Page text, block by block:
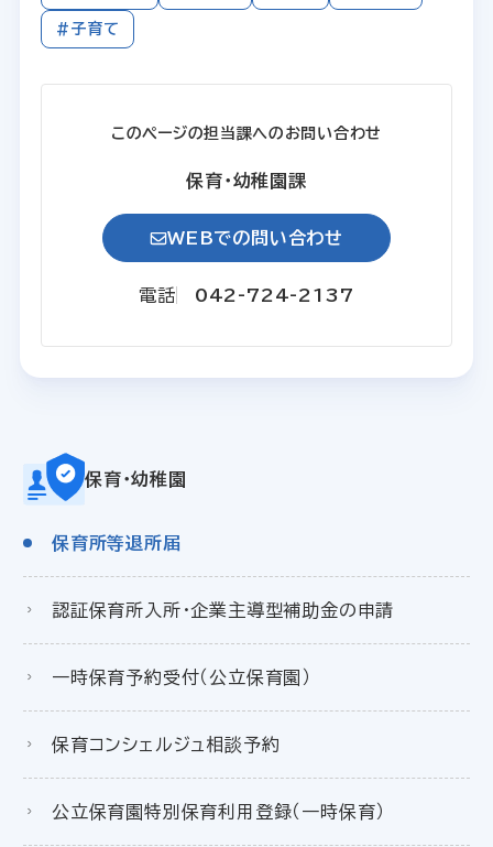
#子育て
このページの担当課へのお問い合わせ
保育・幼稚園課
WEBでの問い合わせ
電話 042-724-2137
保育・幼稚園
保育所等退所届
認証保育所入所・企業主導型補助金の申請
一時保育予約受付（公立保育園）
保育コンシェルジュ相談予約
公立保育園特別保育利用登録（一時保育）